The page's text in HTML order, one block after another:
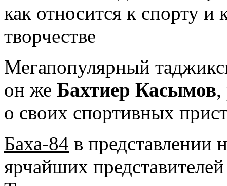
как относится к спорту
творчестве
Мегапопулярный
он же Бахтиер Касымов,
о своих спортивных
Баха-84 в представлении
ярчайших